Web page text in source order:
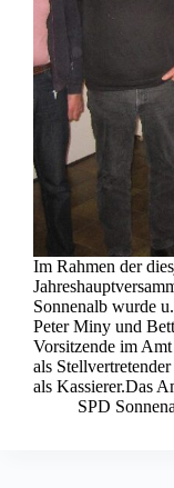
Im Rahmen der
Sonnenalb wurde
Peter Miny und
Vorsitzende im
als
als Kassierer.Das
SPD